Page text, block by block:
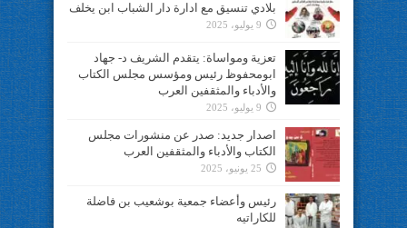
بلادي تنسيق مع ادارة دار الشباب ابن يخلف
9 يوليو، 2025
تعزية ومواساة: يتقدم الشريف د- جهاد
ابومحفوظ رئيس ومؤسس مجلس الكتاب
والأدباء والمثقفين العرب
9 يوليو، 2025
اصدار جديد: صدر عن منشورات مجلس
الكتاب والأدباء والمثقفين العرب
25 يونيو، 2025
رئيس وأعضاء جمعية بوشعيب بن فاضلة
للكاراتيه